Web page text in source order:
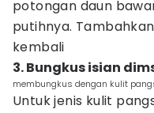
potongan daun
putihnya.
kembali
3. Bungkus isian
membungkus dengan kulit
Untuk jenis kulit